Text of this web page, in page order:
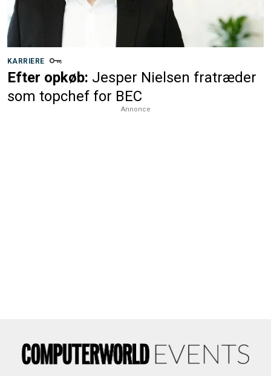
KARRIERE
Efter opkøb: Jesper Nielsen fratræder
som topchef for BEC
Annonce